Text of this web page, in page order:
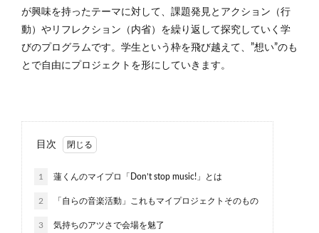
が興味を持ったテーマに対して、課題発見とアクション（行
動）やリフレクション（内省）を繰り返して探究していく学
びのプログラムです。学生という枠を飛び越えて、”想い”のも
とで自由にプロジェクトを形にしていきます。
目次
1 蓮くんのマイプロ「Don’t stop music!」とは
2 「自らの音楽活動」これもマイプロジェクトそのもの
3 気持ちのアツさで会場を魅了